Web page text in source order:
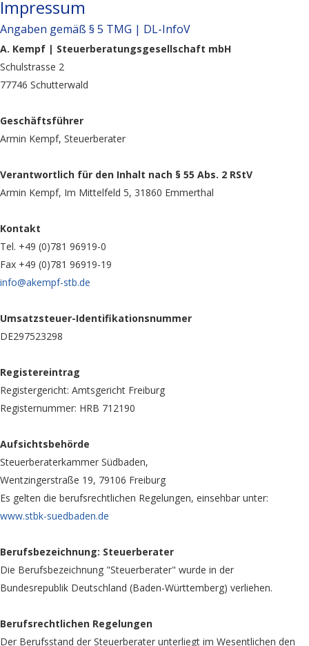
Impressum
Angaben gemäß § 5 TMG | DL-InfoV
A. Kempf | Steuerberatungsgesellschaft mbH
Schulstrasse 2
77746 Schutterwald
Geschäftsführer
Armin Kempf, Steuerberater
Verantwortlich für den Inhalt nach § 55 Abs. 2 RStV
Armin Kempf, Im Mittelfeld 5, 31860 Emmerthal
Kontakt
Tel. +49 (0)781 96919-0
Fax +49 (0)781 96919-19
info@akempf-stb.de
Umsatzsteuer-Identifikationsnummer
DE297523298
Registereintrag
Registergericht: Amtsgericht Freiburg
Registernummer: HRB 712190
Aufsichtsbehörde
Steuerberaterkammer Südbaden,
Wentzingerstraße 19, 79106 Freiburg
Es gelten die berufsrechtlichen Regelungen, einsehbar unter:
www.stbk-suedbaden.de
Berufsbezeichnung: Steuerberater
Die Berufsbezeichnung "Steuerberater" wurde in der
Bundesrepublik Deutschland (Baden-Württemberg) verliehen.
Berufsrechtlichen Regelungen
Der Berufsstand der Steuerberater unterliegt im Wesentlichen den